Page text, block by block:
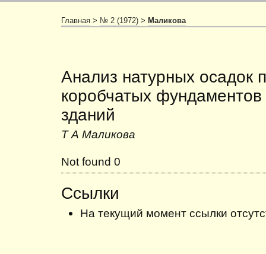
Главная > № 2 (1972) > Маликова
Анализ натурных осадок
коробча­тых
зданий
Т А Маликова
Not found 0
Ссылки
На текущий момент ссылки